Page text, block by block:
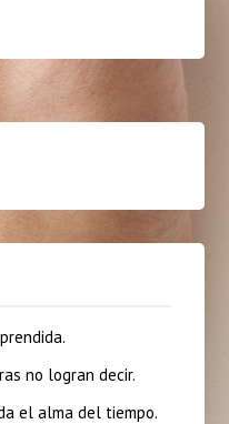
no logran decir.
el alma del tiempo.